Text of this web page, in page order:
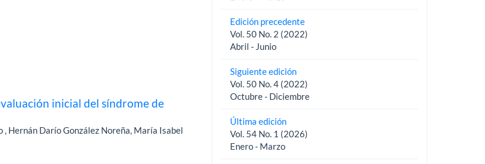
inicial del síndrome de
Hernán Darío González Noreña, María Isabel
Edición precedente
Vol. 50 No. 2 (2022)
Abril - Junio
Siguiente edición
Vol. 50 No. 4 (2022)
Octubre - Diciembre
Última edición
Vol. 54 No. 1 (2026)
Enero - Marzo